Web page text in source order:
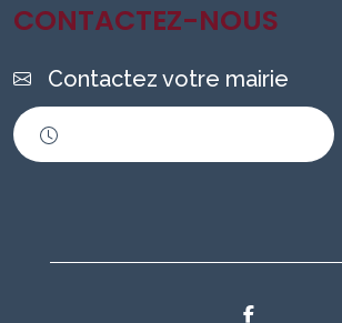
CONTACTEZ-NOUS
Contactez votre mairie